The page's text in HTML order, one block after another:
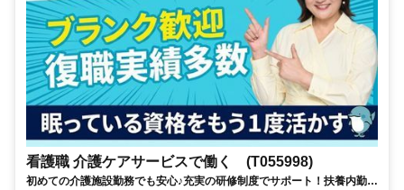
看護職 介護ケアサービスで働く (T055998)
初めての介護施設勤務でも安心♪充実の研修制度でサポート！扶養内勤務